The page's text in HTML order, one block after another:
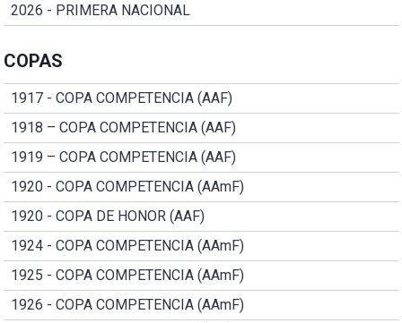
2026 - PRIMERA NACIONAL
COPAS
1917 - COPA COMPETENCIA (AAF)
1918 – COPA COMPETENCIA (AAF)
1919 – COPA COMPETENCIA (AAF)
1920 - COPA COMPETENCIA (AAmF)
1920 - COPA DE HONOR (AAF)
1924 - COPA COMPETENCIA (AAmF)
1925 - COPA COMPETENCIA (AAmF)
1926 - COPA COMPETENCIA (AAmF)